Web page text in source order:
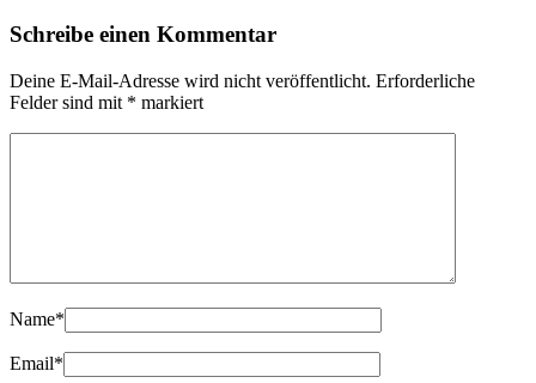
Schreibe einen Kommentar
Deine E-Mail-Adresse wird nicht veröffentlicht. Erforderliche
Felder sind mit * markiert
Name*
Email*